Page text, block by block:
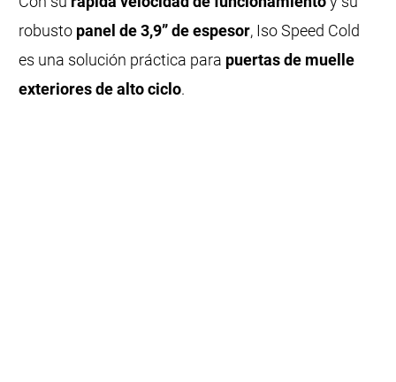
robusto panel de 3,9” de espesor, Iso Speed Cold
es una solución práctica para puertas de muelle
exteriores de alto ciclo.